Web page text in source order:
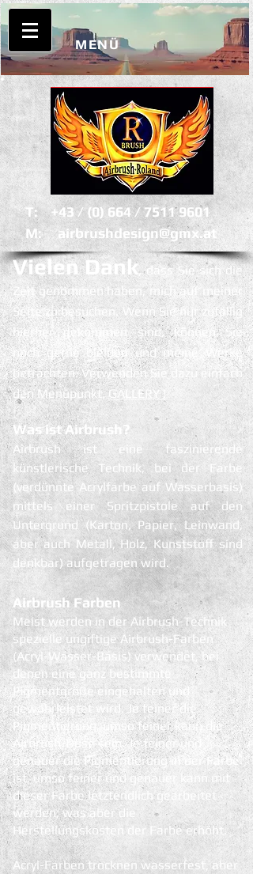
MENÜ
T: +43 / (0) 664 / 7511 9601
M:airbrushdesign@gmx.at
Vielen Dank, dass Sie sich die
Zeit genommen haben, mich auf meiner
Seite zu besuchen. Wenn Sie nur zufällig
hierher gekommen sind, können Sie
noch gerne bleiben und meine Werke
betrachten. Verwenden Sie dazu einfach
den Menüpunkt,GALLERY !
Was ist Airbrush?
Airbrush ist eine faszinierende
künstlerische Technik, bei der Farbe
(verdünnte Acrylfarbe auf Wasserbasis)
mittels einer Spritzpistole auf den
Untergrund (Karton, Papier, Leinwand,
aber auch Metall, Holz, Kunststoff sind
denkbar) aufgetragen wird.
Airbrush Farben
Meist werden in der Airbrush-Technik
spezielle ungiftige Airbrush-Farben
(Acryl-Wasser-Basis) verwendet, bei
denen eine ganz bestimmte
Pigmentgröße eingehalten und
gewährleistet wird. Je feiner die
Pigmentierung, umso feiner kann die
Airbrush-Düse sein. Je feiner und
genauer die Pigmentierung in der Farbe
ist, umso feiner und genauer kann mit
dieser Farbe letztendlich gearbeitet
werden, was aber die
Herstellungskosten der Farbe erhöht.
Acryl-Farben trocknen wasserfest, aber